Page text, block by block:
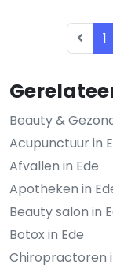
Beauty &
Acupunctuur in
Afvallen in Ede
Apotheken in
Beauty salon in
Botox in Ede
Chiropractoren
1